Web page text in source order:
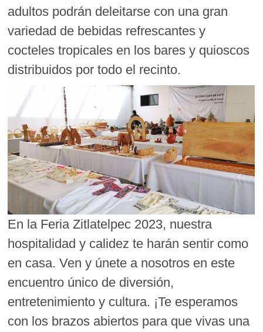
adultos podrán deleitarse con una gran
variedad de bebidas refrescantes y
cocteles tropicales en los bares y quioscos
distribuidos por todo el recinto.
En la Feria Zitlatelpec 2023, nuestra
hospitalidad y calidez te harán sentir como
en casa. Ven y únete a nosotros en este
encuentro único de diversión,
entretenimiento y cultura. ¡Te esperamos
con los brazos abiertos para que vivas una